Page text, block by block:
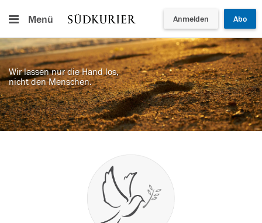
Menü Anmelden Abo
Wir lassen nur die Hand los,
nicht den Menschen.